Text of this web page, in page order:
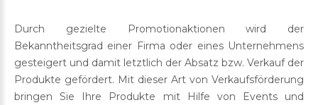
Durch gezielte Promotionaktionen wird der
Bekanntheitsgrad einer Firma oder eines Unternehmens
gesteigert und damit letztlich der Absatz bzw. Verkauf der
Produkte gefördert. Mit dieser Art von Verkaufsförderung
bringen Sie Ihre Produkte mit Hilfe von Events und